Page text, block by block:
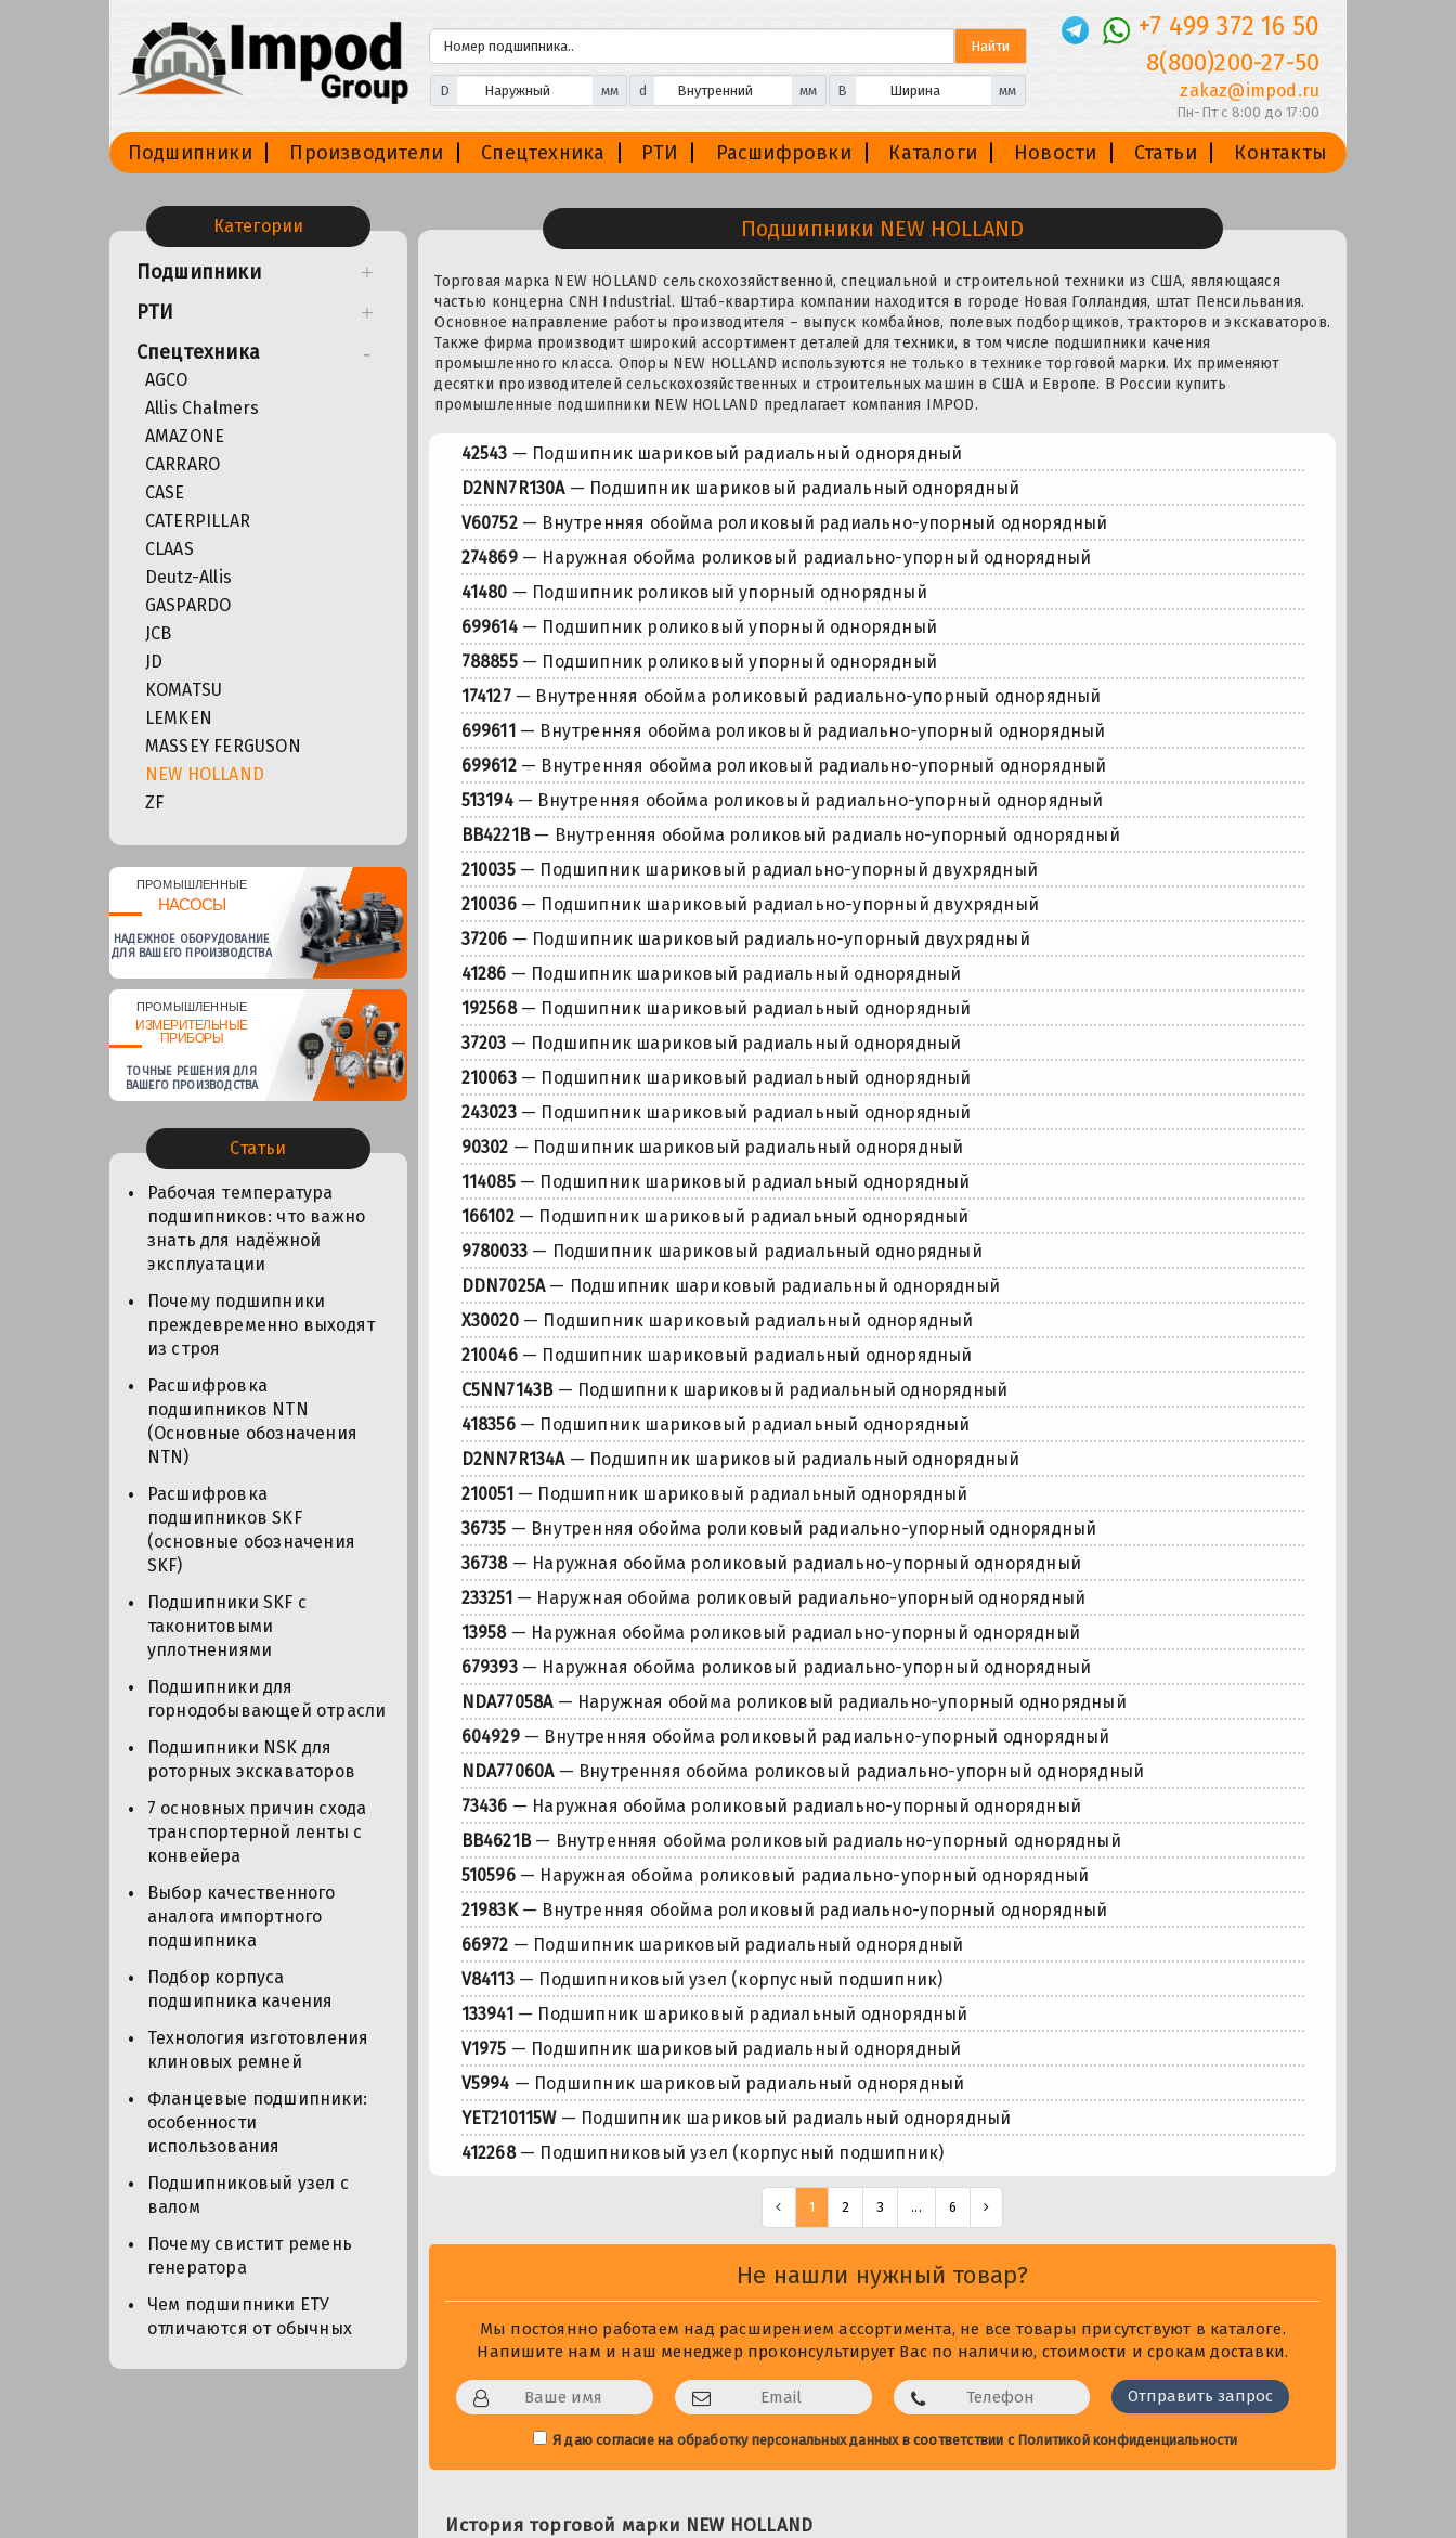
D мм d мм B мм
+7 499 372 16 50
8(800)200-27-50
zakaz@impod.ru
Пн-Пт с 8:00 до 17:00
Подшипники Производители Спецтехника РТИ Расшифровки Каталоги Новости Статьи Контакты
Категории
Подшипники
РТИ
Спецтехника
AGCO
Allis Chalmers
AMAZONE
CARRARO
CASE
CATERPILLAR
CLAAS
Deutz-Allis
GASPARDO
JCB
JD
KOMATSU
LEMKEN
MASSEY FERGUSON
NEW HOLLAND
ZF
ПРОМЫШЛЕННЫЕ
НАСОСЫ
НАДЕЖНОЕ ОБОРУДОВАНИЕ
ДЛЯ ВАШЕГО ПРОИЗВОДСТВА
ПРОМЫШЛЕННЫЕ
ИЗМЕРИТЕЛЬНЫЕ
ПРИБОРЫ
ТОЧНЫЕ РЕШЕНИЯ ДЛЯ
ВАШЕГО ПРОИЗВОДСТВА
Статьи
Рабочая температура
подшипников: что важно
знать для надёжной
эксплуатации
Почему подшипники
преждевременно выходят
из строя
Расшифровка
подшипников NTN
(Основные обозначения
NTN)
Расшифровка
подшипников SKF
(основные обозначения
SKF)
Подшипники SKF с
таконитовыми
уплотнениями
Подшипники для
горнодобывающей отрасли
Подшипники NSK для
роторных экскаваторов
7 основных причин схода
транспортерной ленты с
конвейера
Выбор качественного
аналога импортного
подшипника
Подбор корпуса
подшипника качения
Технология изготовления
клиновых ремней
Фланцевые подшипники:
особенности
использования
Подшипниковый узел с
валом
Почему свистит ремень
генератора
Чем подшипники ЕТУ
отличаются от обычных
Подшипники NEW HOLLAND
Торговая марка NEW HOLLAND сельскохозяйственной, специальной и строительной техники из США, являющаяся
частью концерна CNH Industrial. Штаб-квартира компании находится в городе Новая Голландия, штат Пенсильвания.
Основное направление работы производителя – выпуск комбайнов, полевых подборщиков, тракторов и экскаваторов.
Также фирма производит широкий ассортимент деталей для техники, в том числе подшипники качения
промышленного класса. Опоры NEW HOLLAND используются не только в технике торговой марки. Их применяют
десятки производителей сельскохозяйственных и строительных машин в США и Европе. В России купить
промышленные подшипники NEW HOLLAND предлагает компания IMPOD.
42543 — Подшипник шариковый радиальный однорядный
D2NN7R130A— Подшипник шариковый радиальный однорядный
V60752— Внутренняя обойма роликовый радиально-упорный однорядный
274869— Наружная обойма роликовый радиально-упорный однорядный
41480 — Подшипник роликовый упорный однорядный
699614— Подшипник роликовый упорный однорядный
788855— Подшипник роликовый упорный однорядный
174127— Внутренняя обойма роликовый радиально-упорный однорядный
699611 — Внутренняя обойма роликовый радиально-упорный однорядный
699612— Внутренняя обойма роликовый радиально-упорный однорядный
513194— Внутренняя обойма роликовый радиально-упорный однорядный
BB4221B— Внутренняя обойма роликовый радиально-упорный однорядный
210035— Подшипник шариковый радиально-упорный двухрядный
210036— Подшипник шариковый радиально-упорный двухрядный
37206 — Подшипник шариковый радиально-упорный двухрядный
41286 — Подшипник шариковый радиальный однорядный
192568— Подшипник шариковый радиальный однорядный
37203 — Подшипник шариковый радиальный однорядный
210063— Подшипник шариковый радиальный однорядный
243023— Подшипник шариковый радиальный однорядный
90302 — Подшипник шариковый радиальный однорядный
114085— Подшипник шариковый радиальный однорядный
166102— Подшипник шариковый радиальный однорядный
9780033 — Подшипник шариковый радиальный однорядный
DDN7025A— Подшипник шариковый радиальный однорядный
X30020— Подшипник шариковый радиальный однорядный
210046— Подшипник шариковый радиальный однорядный
C5NN7143B— Подшипник шариковый радиальный однорядный
418356— Подшипник шариковый радиальный однорядный
D2NN7R134A— Подшипник шариковый радиальный однорядный
210051 — Подшипник шариковый радиальный однорядный
36735 — Внутренняя обойма роликовый радиально-упорный однорядный
36738— Наружная обойма роликовый радиально-упорный однорядный
233251 — Наружная обойма роликовый радиально-упорный однорядный
13958— Наружная обойма роликовый радиально-упорный однорядный
679393— Наружная обойма роликовый радиально-упорный однорядный
NDA77058A— Наружная обойма роликовый радиально-упорный однорядный
604929— Внутренняя обойма роликовый радиально-упорный однорядный
NDA77060A— Внутренняя обойма роликовый радиально-упорный однорядный
73436 — Наружная обойма роликовый радиально-упорный однорядный
BB4621B— Внутренняя обойма роликовый радиально-упорный однорядный
510596— Наружная обойма роликовый радиально-упорный однорядный
21983K— Внутренняя обойма роликовый радиально-упорный однорядный
66972 — Подшипник шариковый радиальный однорядный
V84113— Подшипниковый узел (корпусный подшипник)
133941 — Подшипник шариковый радиальный однорядный
V1975 — Подшипник шариковый радиальный однорядный
V5994 — Подшипник шариковый радиальный однорядный
YET210115W— Подшипник шариковый радиальный однорядный
412268— Подшипниковый узел (корпусный подшипник)
1 2 3 ... 6
Не нашли нужный товар?
Мы постоянно работаем над расширением ассортимента, не все товары присутствуют в каталоге.
Напишите нам и наш менеджер проконсультирует Вас по наличию, стоимости и срокам доставки.
Я даю согласие на обработку персональных данныхв соответствии с Политикой конфиденциальности
История торговой марки NEW HOLLAND